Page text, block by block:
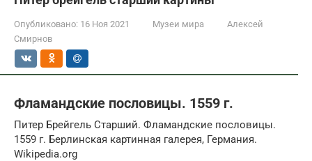
Опубликовано: 16 Ноя 2021 Музеи мира
Алексей
Смирнов
Фламандские пословицы. 1559 г.
Питер Брейгель Старший. Фламандские пословицы.
1559 г. Берлинская картинная галерея, Германия.
Wikipedia.org